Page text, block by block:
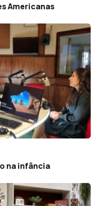
Americanas
na infância